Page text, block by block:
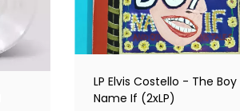
LP Elvis Costello - The Boy
Name If (2xLP)